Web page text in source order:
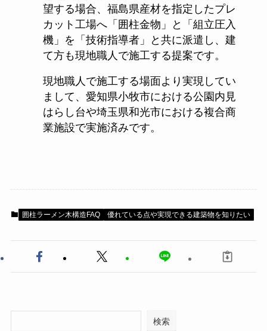
望する場合、福島県産材を指定したプレ
カット工場へ「囲柱金物」と「組立圧入
機」を「技術指導者」と共に派遣し、建
て方も現地職人で施工する提案です。
現地職人で施工する場面より実現してい
まして、愛知県小牧市における公園内見
はらし台や埼玉県和光市における複合商
業施設で実施済みです。
囲柱ラーメン木構造FAQ 優れている点や実現できる建築物を知りたい
検索